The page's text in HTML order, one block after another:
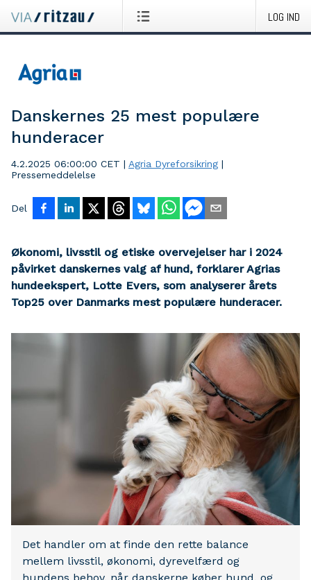
LOG IND
Danskernes 25 mest populære
hunderacer
4.2.2025 06:00:00 CET | Agria Dyreforsikring |
Pressemeddelelse
Del
Økonomi, livsstil og etiske overvejelser har i 2024
påvirket danskernes valg af hund, forklarer Agrias
hundeekspert, Lotte Evers, som analyserer årets
Top25 over Danmarks mest populære hunderacer.
Det handler om at finde den rette balance
mellem livsstil, økonomi, dyrevelfærd og